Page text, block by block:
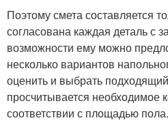
Поэтому смета составляется
согласована каждая деталь с
возможности ему можно
несколько вариантов
оценить и выбрать
просчитывается необходимое
соответствии с площадью пола.